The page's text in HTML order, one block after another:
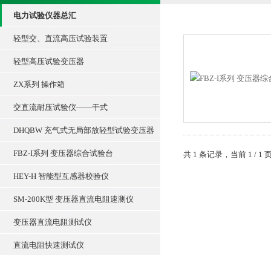
电力试验仪器总汇
轻型交、直流高压试验装置
轻型高压试验变压器
ZX系列 操作箱
交直流耐压试验仪——干式
DHQBW 充气式无局部放轻型试验变压器
FBZ-I系列 变压器综合试验台
HEY-H 智能型互感器校验仪
SM-200K型 变压器直流电阻速测仪
变压器直流电阻测试仪
直流电阻快速测试仪
共 1 条记录，当前 1 / 1